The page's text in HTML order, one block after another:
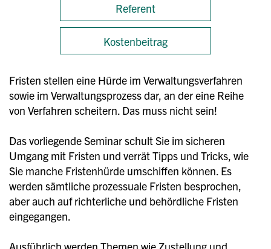
Referent
Kostenbeitrag
Fristen stellen eine Hürde im Verwaltungsverfahren
sowie im Verwaltungsprozess dar, an der eine Reihe
von Verfahren scheitern. Das muss nicht sein!
Das vorliegende Seminar schult Sie im sicheren
Umgang mit Fristen und verrät Tipps und Tricks, wie
Sie manche Fristenhürde umschiffen können. Es
werden sämtliche prozessuale Fristen besprochen,
aber auch auf richterliche und behördliche Fristen
eingegangen.
Ausführlich werden Themen wie Zustellung und